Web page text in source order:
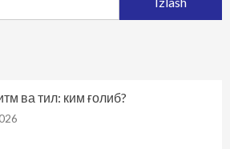
ва тил: ким ғолиб?